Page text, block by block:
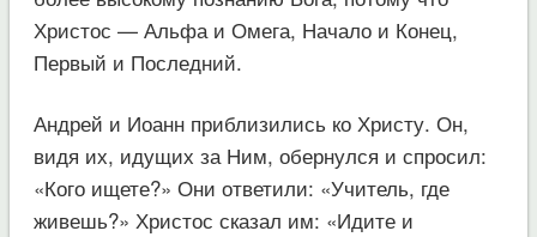
Христос — Альфа и Омега, Начало и Конец,
Первый и Последний.
Андрей и Иоанн приблизились ко Христу. Он,
видя их, идущих за Ним, обернулся и спросил:
«Кого ищете?» Они ответили: «Учитель, где
живешь?» Христос сказал им: «Идите и